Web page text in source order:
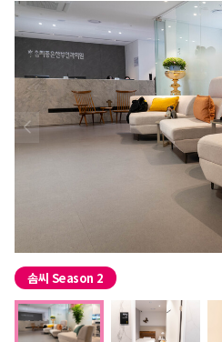
솜씨 Season 2